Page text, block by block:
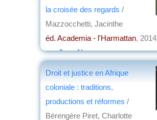
la croisée des regards /
Mazzocchetti, Jacinthe
éd. Academia - l'Harmattan, 2014
parJean Nemo
Droit et justice en Afrique
coloniale : traditions,
productions et réformes /
Bérengère Piret, Charlotte